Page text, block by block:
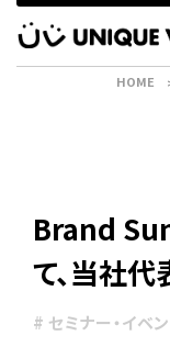
Brand
て、当社
# セミナー・イベ
HOME